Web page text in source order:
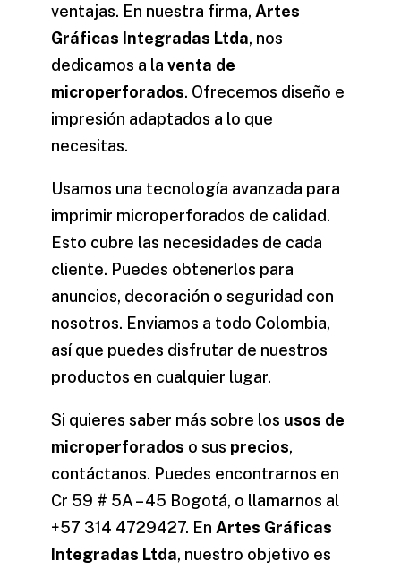
ventajas. En nuestra firma, Artes
Gráficas Integradas Ltda, nos
dedicamos a la venta de
microperforados. Ofrecemos diseño e
impresión adaptados a lo que
necesitas.
Usamos una tecnología avanzada para
imprimir microperforados de calidad.
Esto cubre las necesidades de cada
cliente. Puedes obtenerlos para
anuncios, decoración o seguridad con
nosotros. Enviamos a todo Colombia,
así que puedes disfrutar de nuestros
productos en cualquier lugar.
Si quieres saber más sobre los usos de
microperforados o sus precios,
contáctanos. Puedes encontrarnos en
Cr 59 # 5A – 45 Bogotá, o llamarnos al
+57 314 4729427. En Artes Gráficas
Integradas Ltda, nuestro objetivo es